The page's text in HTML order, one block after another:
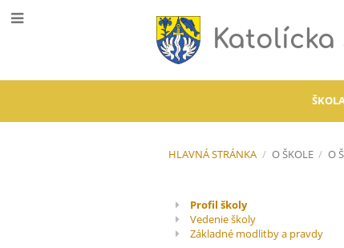
Katolícka
HLAVNÁ STRÁNKA / O ŠKOLE / O
Profil
školy
Profil školy
Vedenie školy
Základné modlitby a pravdy